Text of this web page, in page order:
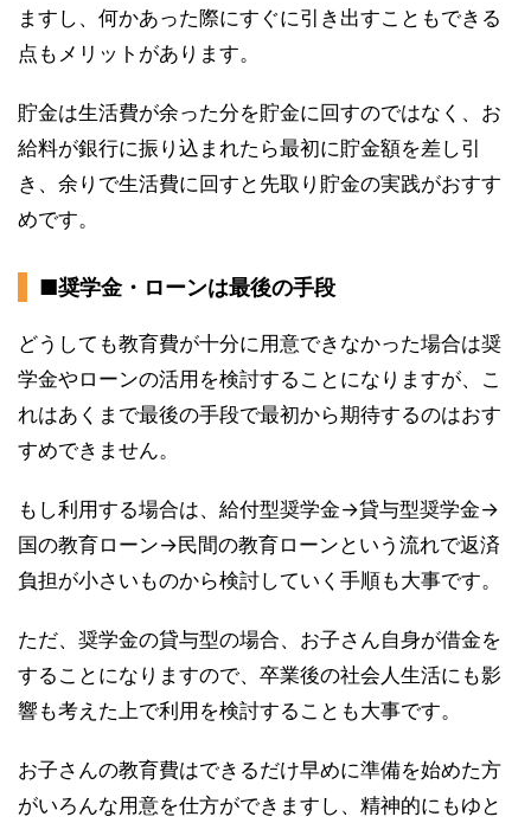
ますし、何かあった際にすぐに引き出すこともできる
点もメリットがあります。
貯金は生活費が余った分を貯金に回すのではなく、お
給料が銀行に振り込まれたら最初に貯金額を差し引
き、余りで生活費に回すと先取り貯金の実践がおすす
めです。
■奨学金・ローンは最後の手段
どうしても教育費が十分に用意できなかった場合は奨
学金やローンの活用を検討することになりますが、こ
れはあくまで最後の手段で最初から期待するのはおす
すめできません。
もし利用する場合は、給付型奨学金→貸与型奨学金→
国の教育ローン→民間の教育ローンという流れで返済
負担が小さいものから検討していく手順も大事です。
ただ、奨学金の貸与型の場合、お子さん自身が借金を
することになりますので、卒業後の社会人生活にも影
響も考えた上で利用を検討することも大事です。
お子さんの教育費はできるだけ早めに準備を始めた方
がいろんな用意を仕方ができますし、精神的にもゆと